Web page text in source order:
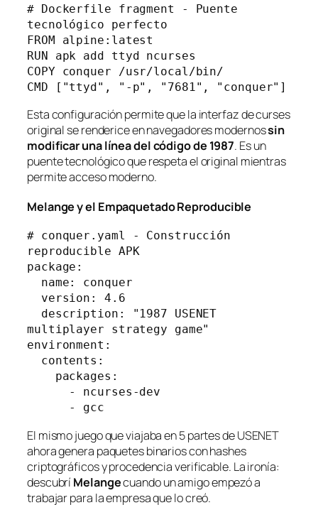
# Dockerfile fragment - Puente
tecnológico perfecto
FROM alpine:latest
RUN apk add ttyd ncurses
COPY conquer /usr/local/bin/
CMD ["ttyd", "-p", "7681", "conquer"]
Esta configuración permite que la interfaz de curses
original se renderice en navegadores modernossin
modificar una línea del código de 1987. Es un
puente tecnológico que respeta el original mientras
permite acceso moderno.
Melange y el Empaquetado Reproducible
# conquer.yaml - Construcción
reproducible APK
package:
name: conquer
version: 4.6
description: "1987 USENET
multiplayer strategy game"
environment:
contents:
packages:
- ncurses-dev
- gcc
El mismo juego que viajaba en 5 partes de USENET
ahora genera paquetes binarios con hashes
criptográficos y procedencia verificable. La ironía:
descubrí Melangecuando un amigo empezó a
trabajar para la empresa que lo creó.